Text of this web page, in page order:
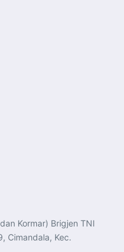
Kormar) Brigjen TNI
Cimandala, Kec.